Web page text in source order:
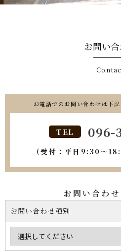
お問い
お電話でのお問い合わせは下記
TEL 096-
（受付：平日9:30〜
お問い合わ
お問い合わせ種別